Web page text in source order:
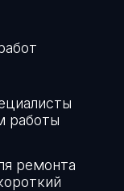
работы
ремонта